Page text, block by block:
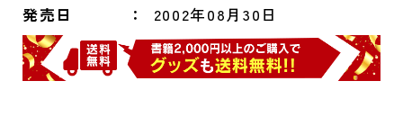
発売日 2002年08月30日